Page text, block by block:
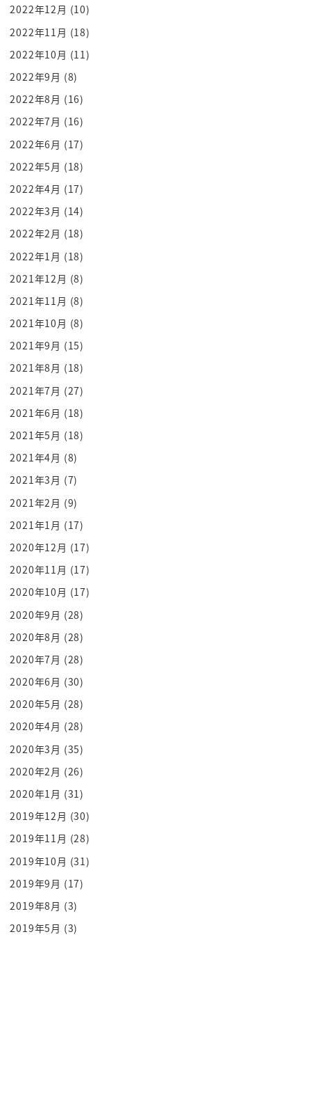
を別の形で助成するのかとか これから見
ていきたいと思います 検討が始まってるんですね
でも課題は麻酔医が足りない 数が足りない
だからどこの病院でも産婦人科できると
いうわけではない この人材をっていうのは
結構時間かかるんですかね そうですね
麻酔という 特に産科も何かがあった時の責任など
も問われることも
多いというので 人材が減ってるという
のもありますね
ですから本当にシームレスは子供の
サポートしていくという そういう構えが
必要なんだろうと思うんですね そうか給与とか
年齢とかそういうものの区切りをなくすの
がシームレスとことですね そうそこら辺に
関して無償化をやり で待機児童ゼロ これに
関してもかなり結果が出たっていう話です
よね そうですね 市区町村とも連携し
の2016年の時点でいた待機児童が 今
200何人か ちょっと増えるのかなという
ので 大体もうマッチングはできるように
なったということなんですね ですから
待機児童で子供を預けるところ
がないので 仕事に行けないわというママ
さんたちが減った その分今度
は小１の壁になってまして ホーム
ページにも書いてました小１の壁って何ですか
小学校に行く際にですね 今度
は保育園に預けた時代と時期
と違って 子供 小学校1年生の子が
お父さんお母さんが先に出勤した後
自分が行かなくちゃいけないというような
居場所ですね 子供で こないだもね 八王子で
ちょっと見てきたんですけども 地域の方々
と連携しながら校庭を早めに開けるという
のをママさんたちが順番にやって 校庭を早め
に開ける そうすると子供が早めに学校
に行ける で遊んでる 確かに それから
放課後は放課後でお勉強するお部屋が
学校が1つの子育ての場になってると
地域の人たちがちゃんとそれをサポートして
おられるっていうのは素晴らしい例だと
思う そこで何ができるかっていうのを
しっかり考えたいと思います もう本当
2022年12月 (10)
2022年11月 (18)
2022年10月 (11)
2022年9月 (8)
2022年8月 (16)
2022年7月 (16)
2022年6月 (17)
2022年5月 (18)
2022年4月 (17)
2022年3月 (14)
2022年2月 (18)
2022年1月 (18)
2021年12月 (8)
2021年11月 (8)
2021年10月 (8)
2021年9月 (15)
2021年8月 (18)
2021年7月 (27)
2021年6月 (18)
2021年5月 (18)
2021年4月 (8)
2021年3月 (7)
2021年2月 (9)
2021年1月 (17)
2020年12月 (17)
2020年11月 (17)
2020年10月 (17)
2020年9月 (28)
2020年8月 (28)
2020年7月 (28)
2020年6月 (30)
2020年5月 (28)
2020年4月 (28)
2020年3月 (35)
2020年2月 (26)
2020年1月 (31)
2019年12月 (30)
2019年11月 (28)
2019年10月 (31)
2019年9月 (17)
2019年8月 (3)
2019年5月 (3)